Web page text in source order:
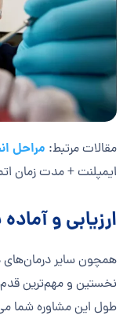
مقالات مرتبط: مراحل
ایمپلنت + مدت زمان
ارزیابی و
همچون سایر درمان‌های
نخستین و مهم‌ترین قدم
طول این مشاوره شما